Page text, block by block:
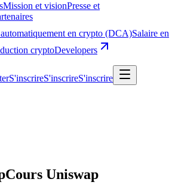
Mission et visionPresse et
en crypto (DCA)Salaire en
cryptoDevelopers
S'inscrireS'inscrireS'inscrire
Cours Uniswap